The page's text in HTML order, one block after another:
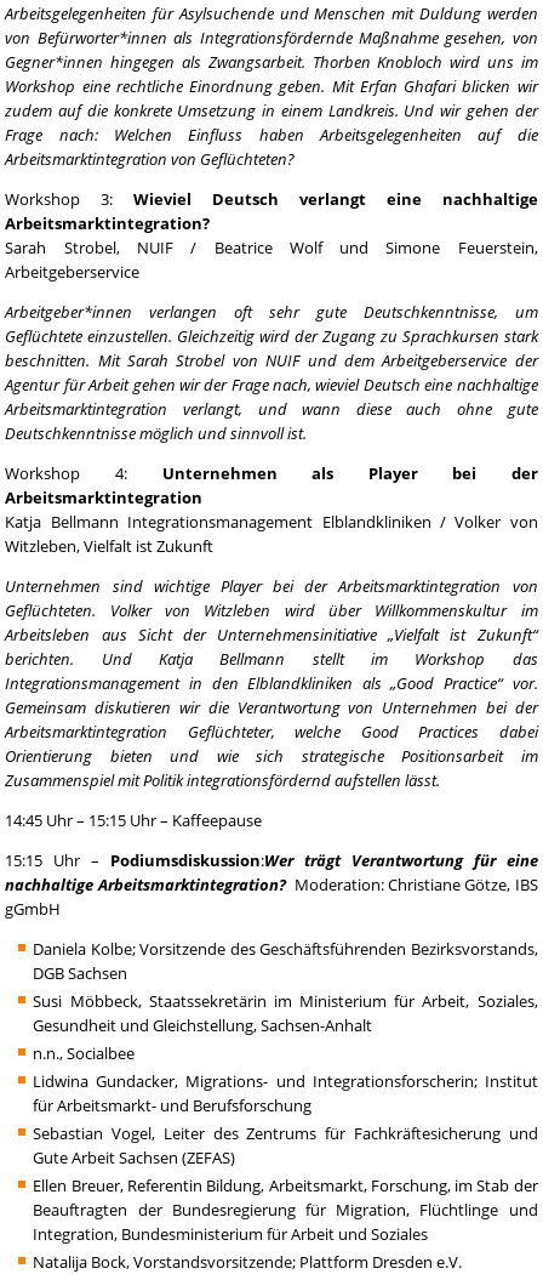
Arbeitsgelegenheiten für Asylsuchende und Menschen mit Duldung werden
von Befürworter*innen als Integrationsfördernde Maßnahme gesehen, von
Gegner*innen hingegen als Zwangsarbeit. Thorben Knobloch wird uns im
Workshop eine rechtliche Einordnung geben. Mit Erfan Ghafari blicken wir
zudem auf die konkrete Umsetzung in einem Landkreis. Und wir gehen der
Frage nach: Welchen Einfluss haben Arbeitsgelegenheiten auf die
Arbeitsmarktintegration von Geflüchteten?
Workshop 3:Wieviel Deutsch verlangt eine nachhaltige
Arbeitsmarktintegration?
Sarah Strobel, NUIF / Beatrice Wolf und Simone Feuerstein,
Arbeitgeberservice
Arbeitgeber*innen verlangen oft sehr gute Deutschkenntnisse, um
Geflüchtete einzustellen. Gleichzeitig wird der Zugang zu Sprachkursen stark
beschnitten. Mit Sarah Strobel von NUIF und dem Arbeitgeberservice der
Agentur für Arbeit gehen wir der Frage nach, wieviel Deutsch eine nachhaltige
Arbeitsmarktintegration verlangt, und wann diese auch ohne gute
Deutschkenntnisse möglich und sinnvoll ist.
Workshop 4: Unternehmen als Player bei der
Arbeitsmarktintegration
Katja Bellmann Integrationsmanagement Elblandkliniken / Volker von
Witzleben, Vielfalt ist Zukunft
Unternehmen sind wichtige Player bei der Arbeitsmarktintegration von
Geflüchteten. Volker von Witzleben wird über Willkommenskultur im
Arbeitsleben aus Sicht der Unternehmensinitiative „Vielfalt ist Zukunft“
berichten. Und Katja Bellmann stellt im Workshop das
Integrationsmanagement in den Elblandkliniken als „Good Practice“ vor.
Gemeinsam diskutieren wir die Verantwortung von Unternehmen bei der
Arbeitsmarktintegration Geflüchteter, welche Good Practices dabei
Orientierung bieten und wie sich strategische Positionsarbeit im
Zusammenspiel mit Politik integrationsfördernd aufstellen lässt.
14:45 Uhr – 15:15 Uhr – Kaffeepause
15:15 Uhr – Podiumsdiskussion:Wer trägt Verantwortung für eine
nachhaltige Arbeitsmarktintegration? Moderation: Christiane Götze, IBS
gGmbH
Daniela Kolbe; Vorsitzende des Geschäftsführenden Bezirksvorstands,
DGB Sachsen
Susi Möbbeck, Staatssekretärin im Ministerium für Arbeit, Soziales,
Gesundheit und Gleichstellung, Sachsen-Anhalt
n.n., Socialbee
Lidwina Gundacker, Migrations- und Integrationsforscherin; Institut
für Arbeitsmarkt- und Berufsforschung
Sebastian Vogel, Leiter des Zentrums für Fachkräftesicherung und
Gute Arbeit Sachsen (ZEFAS)
Ellen Breuer, Referentin Bildung, Arbeitsmarkt, Forschung, im Stab der
Beauftragten der Bundesregierung für Migration, Flüchtlinge und
Integration, Bundesministerium für Arbeit und Soziales
Natalija Bock, Vorstandsvorsitzende; Plattform Dresden e.V.